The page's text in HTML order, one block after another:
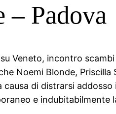
– Padova
Veneto, incontro
Noemi Blonde,
di distrarsi
e indubitabilmente